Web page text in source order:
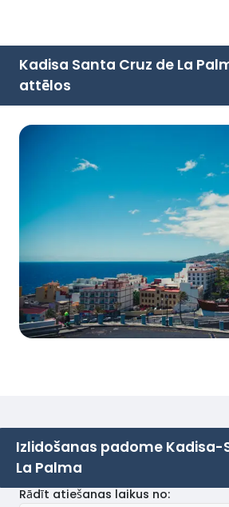
Kadisa Santa Cruz de La
attēlos
Izlidošanas padome Kadisa-
La Palma
Rādīt atiešanas laikus no: